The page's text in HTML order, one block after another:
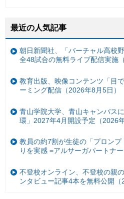
最近の人気記事
朝日新聞社、「バーチャル高校
全48試合の無料ライブ配信実施
教育出版、映像コンテンツ「目
ーミング配信（2026年8月5日）
青山学院大学、青山キャンパス
環」2027年4月開設予定（2026
教員の約7割が生徒の「プロン
りを実感 =アルサーガパートナ
不登校オンライン、不登校の親
ンタビュー記事4本を無料公開（